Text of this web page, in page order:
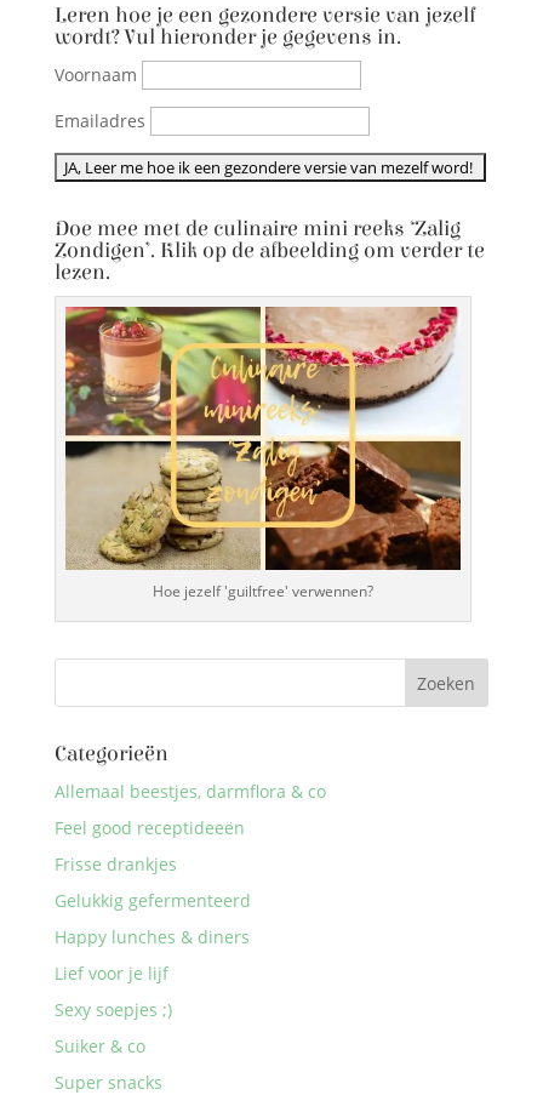
Leren hoe je een gezondere versie van jezelf
wordt? Vul hieronder je gegevens in.
Voornaam
Emailadres
Doe mee met de culinaire mini reeks ‘Zalig
Zondigen’. Klik op de afbeelding om verder te
lezen.
Hoe jezelf 'guiltfree' verwennen?
Categorieën
Allemaal beestjes, darmflora & co
Feel good receptideeën
Frisse drankjes
Gelukkig gefermenteerd
Happy lunches & diners
Lief voor je lijf
Sexy soepjes ;)
Suiker & co
Super snacks